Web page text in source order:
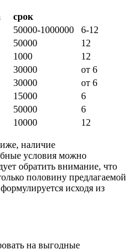
срок
50000-1000000
6-12
50000
12
1000
12
30000
от 6
30000
от 6
15000
6
50000
6
10000 12
наличие
условия можно
обратить внимание, что
половину предлагаемой
исходя из
на выгодные